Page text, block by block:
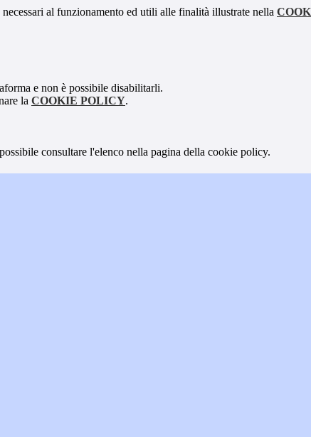
al funzionamento ed utili alle finalità illustrate nella
e non è possibile disabilitarli.
la COOKIE POLICY.
consultare l'elenco nella pagina della cookie policy.